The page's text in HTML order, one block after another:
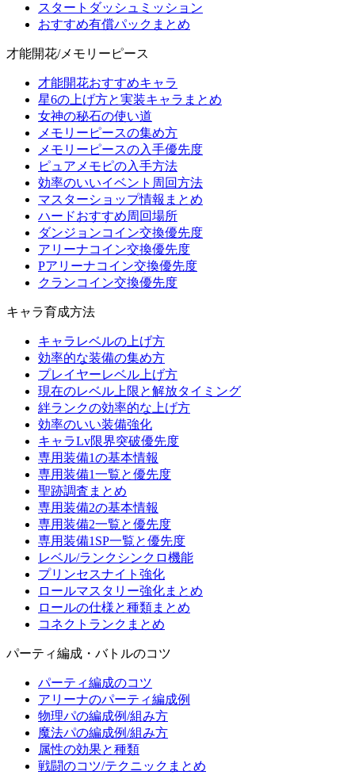
スタートダッシュミッション
おすすめ有償パックまとめ
才能開花/メモリーピース
才能開花おすすめキャラ
星6の上げ方と実装キャラまとめ
女神の秘石の使い道
メモリーピースの集め方
メモリーピースの入手優先度
ピュアメモピの入手方法
効率のいいイベント周回方法
マスターショップ情報まとめ
ハードおすすめ周回場所
ダンジョンコイン交換優先度
アリーナコイン交換優先度
Pアリーナコイン交換優先度
クランコイン交換優先度
キャラ育成方法
キャラレベルの上げ方
効率的な装備の集め方
プレイヤーレベル上げ方
現在のレベル上限と解放タイミング
絆ランクの効率的な上げ方
効率のいい装備強化
キャラLv限界突破優先度
専用装備1の基本情報
専用装備1一覧と優先度
聖跡調査まとめ
専用装備2の基本情報
専用装備2一覧と優先度
専用装備1SP一覧と優先度
レベル/ランクシンクロ機能
プリンセスナイト強化
ロールマスタリー強化まとめ
ロールの仕様と種類まとめ
コネクトランクまとめ
パーティ編成・バトルのコツ
パーティ編成のコツ
アリーナのパーティ編成例
物理パの編成例/組み方
魔法パの編成例/組み方
属性の効果と種類
戦闘のコツ/テクニックまとめ